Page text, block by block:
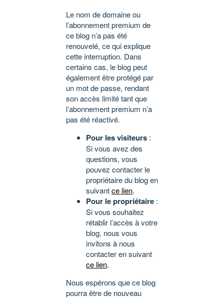
Le nom de domaine ou
l’abonnement premium de
ce blog n’a pas été
renouvelé, ce qui explique
cette interruption. Dans
certains cas, le blog peut
également être protégé par
un mot de passe, rendant
son accès limité tant que
l’abonnement premium n’a
pas été réactivé.
Pour les visiteurs :
Si vous avez des
questions, vous
pouvez contacter le
propriétaire du blog en
suivantce lien.
Pour le propriétaire :
Si vous souhaitez
rétablir l’accès à votre
blog, nous vous
invitons à nous
contacter en suivant
ce lien.
Nous espérons que ce blog
pourra être de nouveau